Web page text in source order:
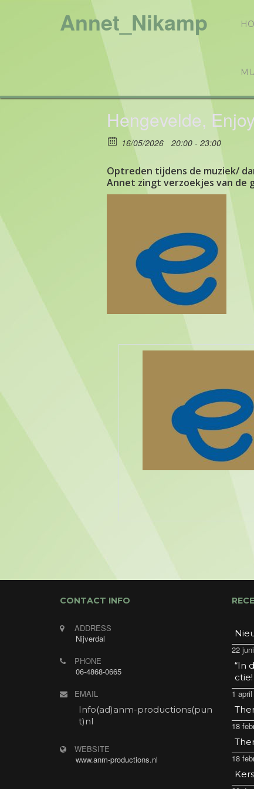
Annet_Nikamp
Hengevelde,
16/05/2026 20:00 - 23:00
Optreden tijdens de muziek/
Annet zingt verzoekjes van de
CONTACT INFO
ADDRESS
Nijverdal
PHONE
06-4868-0665
EMAIL
Info(ad)anm-productions(pun
t)nl
WEBSITE
www.anm-productions.nl
22
“In
ctie!
1
18
18